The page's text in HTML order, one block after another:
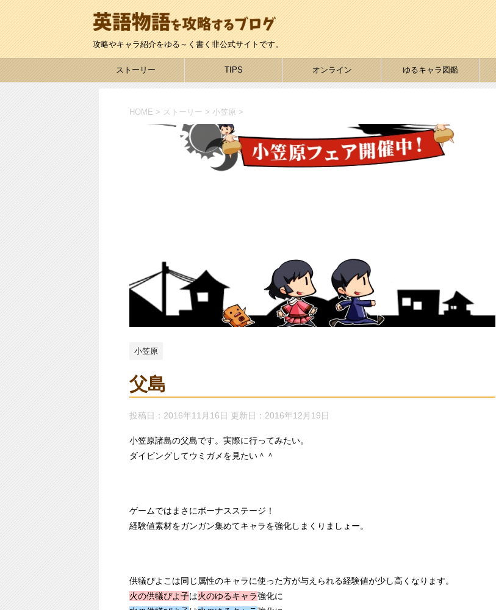
攻略やキャラ紹介をゆる～く書く非公式サイトです。
ストーリー TIPS オンライン ゆるキャラ図鑑
HOME > ストーリー > 小笠原 >
小笠原
父島
投稿日：2016年11月16日 更新日： 2016年12月19日
小笠原諸島の父島です。実際に行ってみたい。
ダイビングしてウミガメを見たい＾＾
ゲームではまさにボーナスステージ！
経験値素材をガンガン集めてキャラを強化しまくりましょー。
供犠ぴよこは同じ属性のキャラに使った方が与えられる経験値が少し高くなります。
火の供犠ぴよ子は火のゆるキャラ強化に